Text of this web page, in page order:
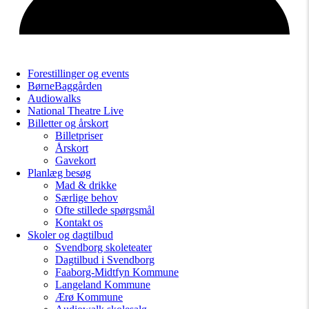
Forestillinger og events
BørneBaggården
Audiowalks
National Theatre Live
Billetter og årskort
Billetpriser
Årskort
Gavekort
Planlæg besøg
Mad & drikke
Særlige behov
Ofte stillede spørgsmål
Kontakt os
Skoler og dagtilbud
Svendborg skoleteater
Dagtilbud i Svendborg
Faaborg-Midtfyn Kommune
Langeland Kommune
Ærø Kommune